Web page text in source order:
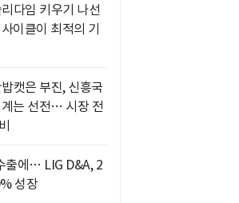
다임 키우기 나선
이클이 최적의 기
캣은 부진, 신흥국
는 선전… 시장 전
출에… LIG D&A, 2
성장